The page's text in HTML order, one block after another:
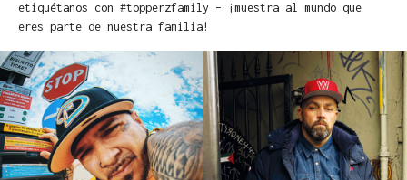
etiquétanos con #topperzfamily – ¡muestra al mundo que
eres parte de nuestra familia!